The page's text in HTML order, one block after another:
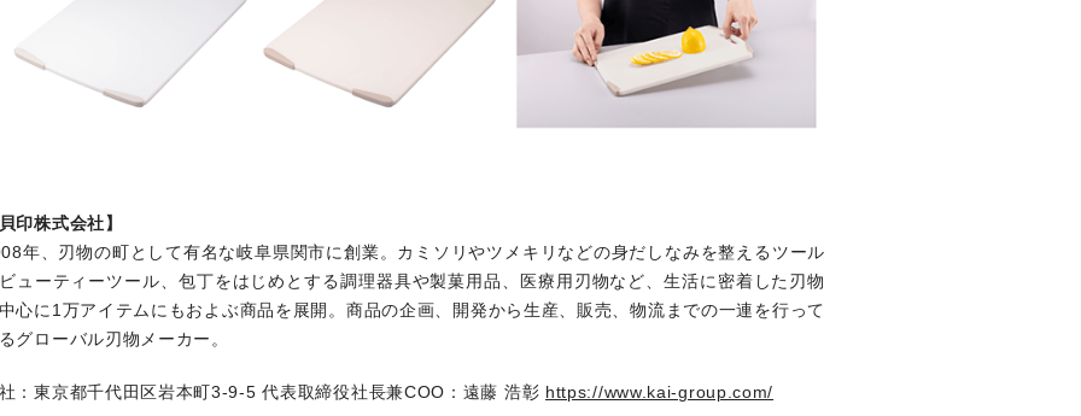
貝印株式会社】
年、刃物の町として有名な岐阜県関市に創業。カミソリやツメキリなどの身だしなみを整えるツール
ューティーツール、包丁をはじめとする調理器具や製菓用品、医療用刃物など、生活に密着した刃物
心に1万アイテムにもおよぶ商品を展開。商品の企画、開発から生産、販売、物流までの一連を行って
グローバル刃物メーカー。
：東京都千代田区岩本町3-9-5代表取締役社長兼COO：遠藤 浩彰 https://www.kai-group.com/